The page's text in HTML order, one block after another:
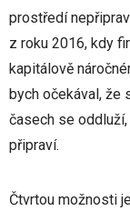
prostředí
z roku 2016, kdy
kapitálově
bych očekával, že
časech se
připraví.
Čtvrtou možnosti